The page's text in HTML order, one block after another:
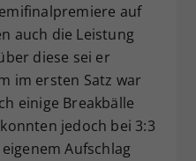
auf
auch die Leistung
diese sei er
im ersten Satz war
einige Breakbälle
jedoch bei 3:3
Aufschlag